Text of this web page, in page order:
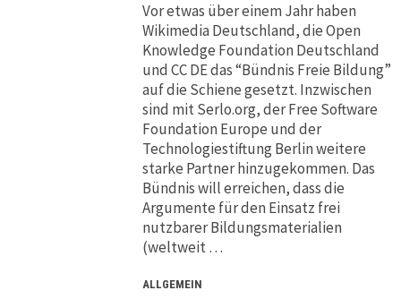
Vor etwas über einem Jahr haben
Wikimedia Deutschland, die Open
Knowledge Foundation Deutschland
und CC DE das “Bündnis Freie Bildung”
auf die Schiene gesetzt. Inzwischen
sind mit Serlo.org, der Free Software
Foundation Europe und der
Technologiestiftung Berlin weitere
starke Partner hinzugekommen. Das
Bündnis will erreichen, dass die
Argumente für den Einsatz frei
nutzbarer Bildungsmaterialien
(weltweit …
ALLGEMEIN